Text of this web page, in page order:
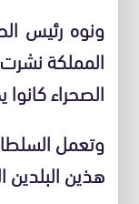
ونوه رئيس
الصحراء
وتعمل
هذين البلدين